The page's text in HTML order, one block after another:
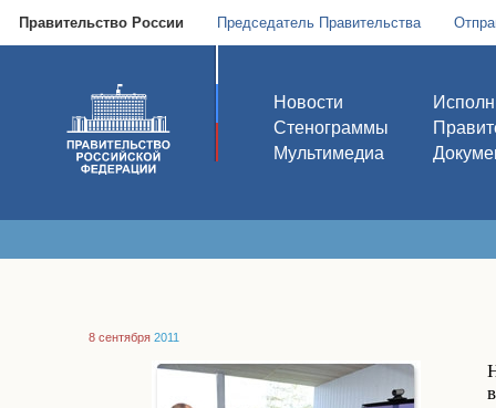
Правительство России Председатель Правительства
Новости
Стенограммы
Мультимедиа
8 сентября 2011